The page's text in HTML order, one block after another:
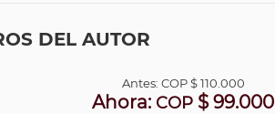
DEL AUTOR
Antes: COP$ 110.000
Ahora: COP $ 99.000